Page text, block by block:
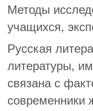
Методы
учащихся,
Русская
литературы,
связана с
современники